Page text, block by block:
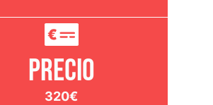
Precio
320€